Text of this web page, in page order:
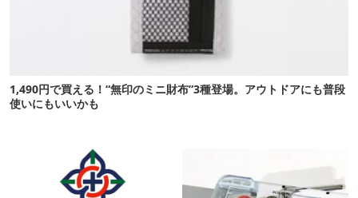
1,490円で買える！“無印のミニ財布”3種登場。アウトドアにも普段
使いにもいいかも